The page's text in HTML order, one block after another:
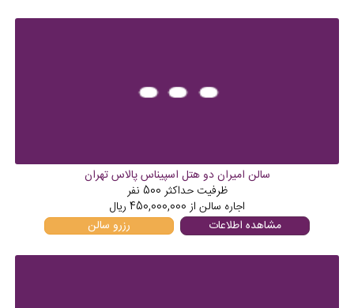
سالن امیران دو هتل اسپیناس پالاس تهران
ظرفیت حداکثر 500 نفر
اجاره سالن از450,000,000 ریال
مشاهده اطلاعات
رزرو سالن